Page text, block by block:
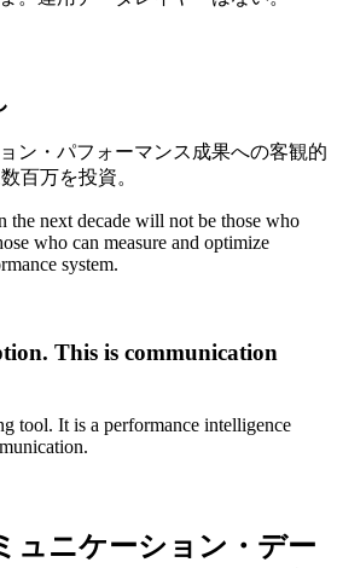
ン・パフォーマンス成果への客観的
百万を投資。
the next decade will not be those who
who can measure and optimize
system.
This is communication
tool. It is a performance intelligence
ュニケーション・デー